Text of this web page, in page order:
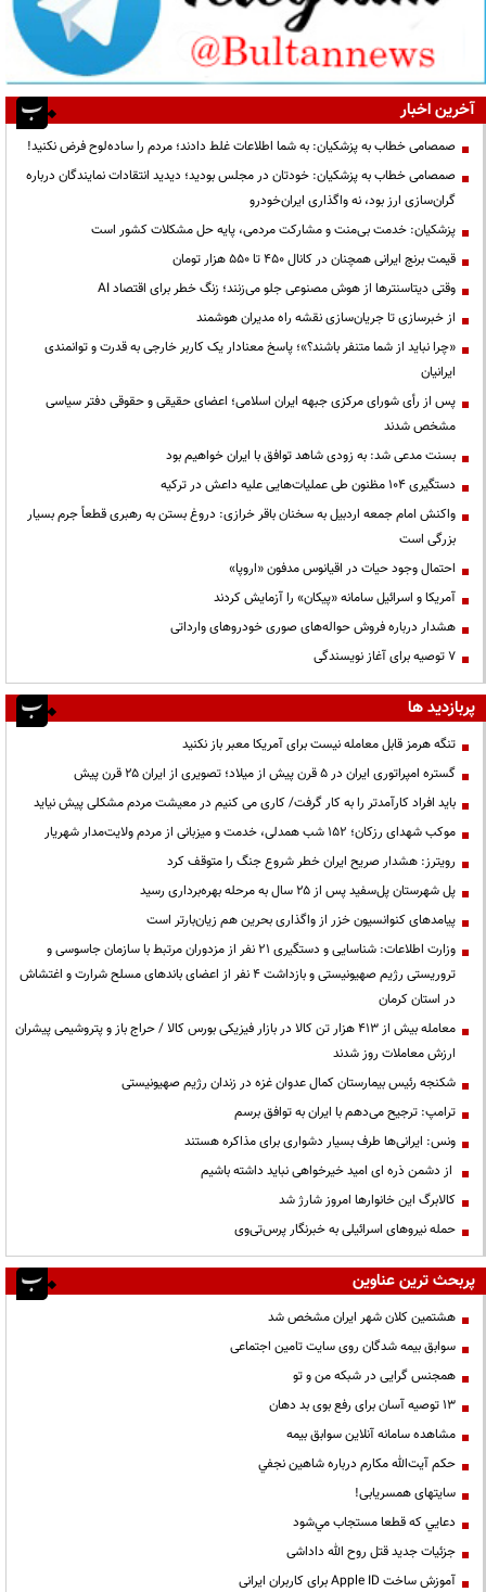
آخرین اخبار
صمصامی خطاب به پزشکیان: به شما اطلاعات غلط دادند؛ مردم را ساده‌لوح فرض نکنید!
صمصامی خطاب به پزشکیان: خودتان در مجلس بودید؛ دیدید انتقادات نمایندگان درباره
گران‌سازی ارز بود، نه واگذاری ایران‌خودرو
پزشکیان: خدمت بی‌منت و مشارکت مردمی، پایه حل مشکلات کشور است
قیمت‌ برنج ایرانی همچنان در کانال ۴۵۰ تا ۵۵۰ هزار تومان
وقتی دیتاسنترها از هوش مصنوعی جلو می‌زنند؛ زنگ خطر برای اقتصاد AI
از خبرسازی تا جریان‌سازی نقشه راه مدیران هوشمند
«چرا نباید از شما متنفر باشند؟»؛ پاسخ معنادار یک کاربر خارجی به قدرت و توانمندی
ایرانیان
پس از رأی شورای مرکزی جبهه ایران اسلامی؛ اعضای حقیقی و حقوقی دفتر سیاسی
مشخص شدند
بسنت مدعی شد: به زودی شاهد توافق با ایران خواهیم بود
دستگیری ۱۰۴ مظنون طی عملیات‌هایی علیه داعش در ترکیه
واکنش امام جمعه اردبیل به سخنان باقر خرازی: دروغ بستن به رهبری قطعاً جرم بسیار
بزرگی است
احتمال وجود حیات در اقیانوس مدفون «اروپا»
آمریکا و اسرائیل سامانه «پیکان» را آزمایش کردند
هشدار درباره فروش حواله‌های صوری خودروهای وارداتی
۷ توصیه برای آغاز نویسندگی
پربازدید ها
تنگه هرمز قابل معامله نیست برای آمریکا معبر باز نکنید
گستره امپراتوری ایران در ۵ قرن پیش از میلاد؛ تصویری از ایران ۲۵ قرن پیش
باید افراد کارآمدتر را به کار گرفت/ کاری می کنیم در معیشت مردم مشکلی پیش نیاید
موکب شهدای رزکان؛ ۱۵۲ شب همدلی، خدمت و میزبانی از مردم ولایت‌مدار شهریار
رویترز: هشدار صریح ایران خطر شروع جنگ را متوقف کرد
پل شهرستان پل‌سفید پس از ۲۵ سال به مرحله بهره‌برداری رسید
پیامدهای کنوانسیون خزر از واگذاری بحرین هم زیان‌بارتر است
وزارت اطلاعات: شناسایی و دستگیری ۲۱ نفر از مزدوران مرتبط با سازمان جاسوسی و
تروریستی رژیم صهیونیستی و بازداشت ۴ نفر از اعضای باندهای مسلح شرارت و اغتشاش
در استان کرمان
معامله بیش از ۴۱۳ هزار تن کالا در بازار فیزیکی بورس کالا / حراج باز و پتروشیمی پیشران
ارزش معاملات روز شدند
شکنجه رئیس بیمارستان کمال عدوان غزه در زندان رژیم صهیونیستی
ترامپ: ترجیح می‌دهم با ایران به توافق برسم
ونس: ایرانی‌ها طرف بسیار دشواری برای مذاکره هستند
از دشمن ذره ای امید خیرخواهی نباید داشته باشیم
کالابرگ این خانوارها امروز شارژ شد
حمله نیروهای اسرائیلی به خبرنگار پرس‌تی‌وی
پربحث ترین عناوین
هشتمین کلان شهر ایران مشخص شد
سوابق بیمه شدگان روی سایت تامین اجتماعی
همجنس گرایی در شبکه من و تو
13 توصیه آسان برای رفع بوی بد دهان
مشاهده سامانه آنلاين سوابق بیمه
حكم آيت‌الله مكارم درباره شاهين نجفي
سایتهای همسریابی!
دعايي كه قطعا مستجاب مي‌شود
جزئیات جدید قتل روح الله داداشی
آموزش ساخت Apple ID برای کاربران ایرانی